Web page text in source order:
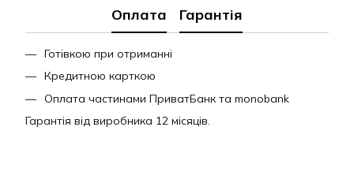
Оплата Гарантія
Готівкою при отриманні
Кредитною карткою
Оплата частинами ПриватБанк та monobank
Гарантія від виробника 12 місяців.